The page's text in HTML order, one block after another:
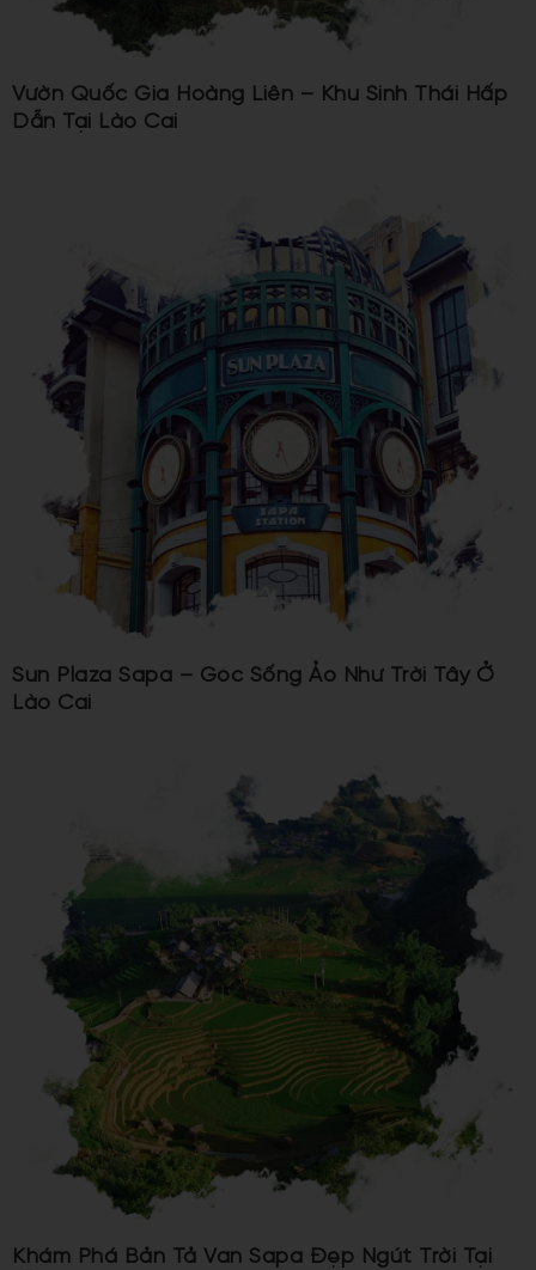
Vườn Quốc Gia Hoàng Liên – Khu Sinh Thái Hấp
Dẫn Tại Lào Cai
Sun Plaza Sapa – Góc Sống Ảo Như Trời Tây Ở
Lào Cai
Khám Phá Bản Tả Van Sapa Đẹp Ngút Trời Tại